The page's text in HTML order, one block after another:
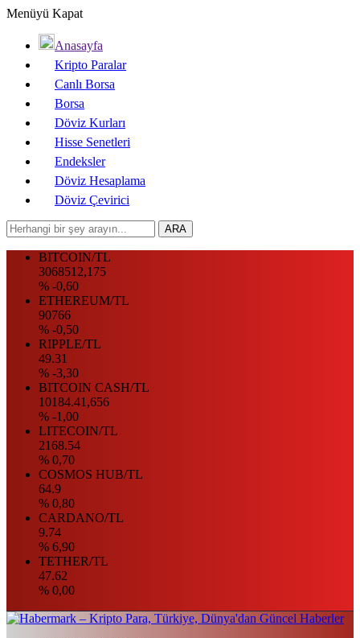
Menüyü Kapat
Anasayfa
Kripto Paralar
Canlı Borsa
Borsa
Döviz Kurları
Hisse Senetleri
Endeksler
Döviz Hesaplama
Döviz Çevirici
BITCOIN/TL
3068512,175
% -0,60
ETHEREUM/TL
90766
% -0,50
RIPPLE/TL
49.31
% -3,30
BITCOIN CASH/TL
10184.41,656
% -1,00
LITECOIN/TL
2168.54
% 0,70
COSMOS HUB/TL
64.9
% 0,80
CARDANO/TL
9.74
% 6,90
TETHER/TL
47.62
% 0,00